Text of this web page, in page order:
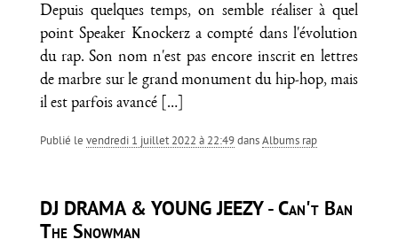
Depuis quelques temps, on semble réaliser à quel
point Speaker Knockerz a compté dans l'évolution
du rap. Son nom n'est pas encore inscrit en lettres
de marbre sur le grand monument du hip-hop, mais
il est parfois avancé
[…]
Publié le vendredi 1 juillet 2022 à 22:49dansAlbums rap
DJ DRAMA & YOUNG JEEZY - Can't Ban
The Snowman